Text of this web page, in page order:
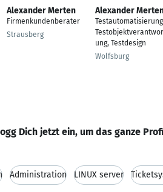
Alexander Merten
Firmenkundenberater
Strausberg
Alexander
ung, Testdesign
Wolfsburg
Dich jetzt ein, um das ganze
Administration LINUX server